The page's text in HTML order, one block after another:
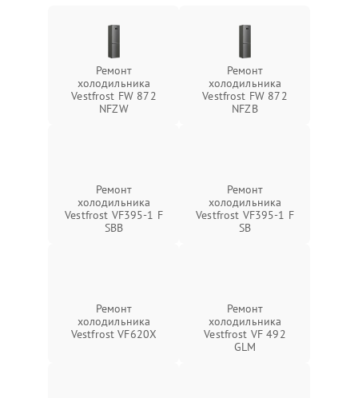
Ремонт
холодильника
Vestfrost FW 872
NFZW
Ремонт
холодильника
Vestfrost FW 872
NFZВ
Ремонт
холодильника
Vestfrost VF395-1 F
SBB
Ремонт
холодильника
Vestfrost VF395-1 F
SB
Ремонт
холодильника
Vestfrost VF620X
Ремонт
холодильника
Vestfrost VF 492
GLM